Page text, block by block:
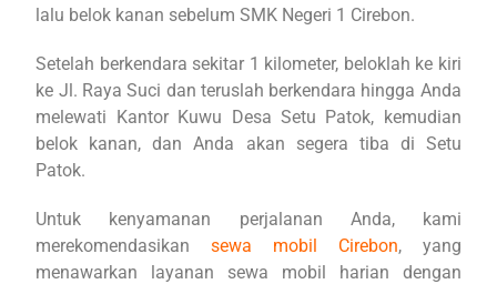
lalu belok kanan sebelum SMK Negeri 1 Cirebon.
Setelah berkendara sekitar 1 kilometer, beloklah ke kiri
ke Jl. Raya Suci dan teruslah berkendara hingga Anda
melewati Kantor Kuwu Desa Setu Patok, kemudian
belok kanan, dan Anda akan segera tiba di Setu
Patok.
Untuk kenyamanan perjalanan Anda, kami
merekomendasikan
sewa mobil Cirebon, yang
menawarkan layanan sewa mobil harian dengan